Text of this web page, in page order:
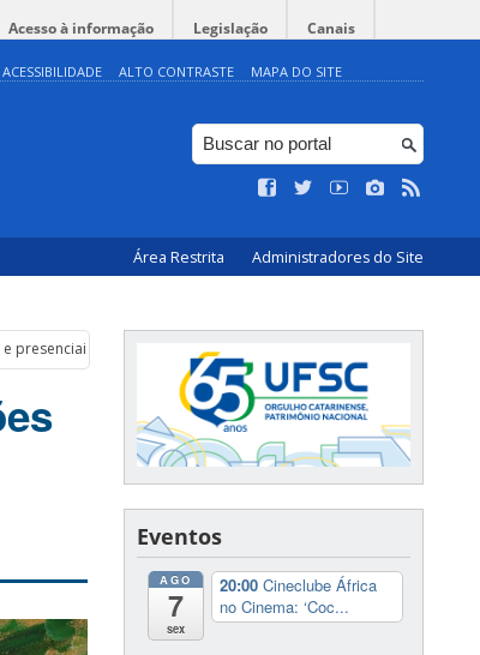
Acesso à informação Legislação Canais
ACESSIBILIDADE ALTO CONTRASTE MAPA DO SITE
Área Restrita Administradores do Site
presenciais seguem até dia 9
Eventos
AGO
7
sex
20:00 Cineclube África
no Cinema: ‘Coc...